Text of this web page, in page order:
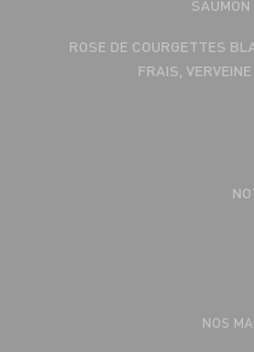
ROSE DE COURGETTES
FRAIS,
NOS